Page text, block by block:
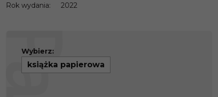
Rok wydania: 2022
Wybierz:
książka papierowa